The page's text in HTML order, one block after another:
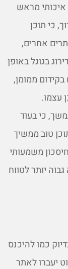
איכותי מראש
כי תוכן
אחרים,
בגוגל באופן
ממומן,
עצמו.
כי בעוד
טוב ממשיך
משמעותי
יותר לטווח
כמו להיכנס
יעברו לאתר